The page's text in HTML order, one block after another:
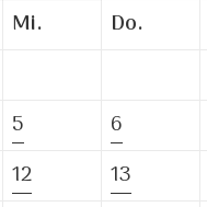
Mi. Do.
5 6
12 13